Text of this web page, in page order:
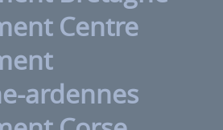
Centre
ardennes